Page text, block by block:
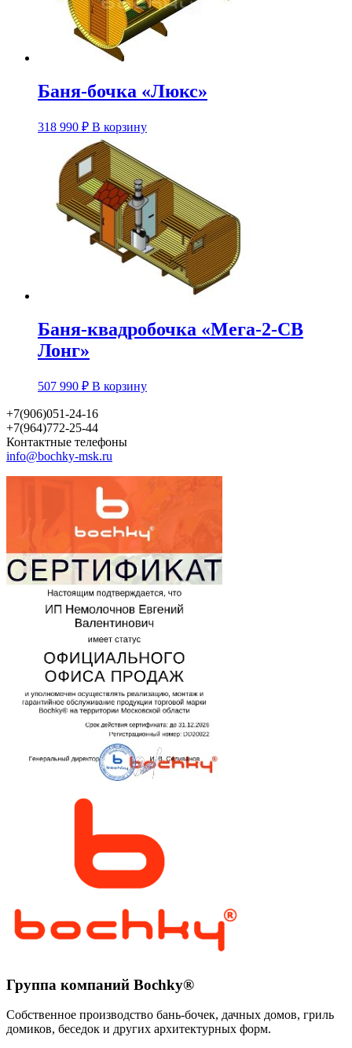
странице
товара.
Баня-бочка «Люкс»
318 990 ₽ В корзинуЭтот
несколько
вариаций.
Опции
можно
выбрать
на
странице
товара.
Баня-квадробочка «Мега-2-СВ
Лонг»
507 990 ₽ В корзинуЭтот
товара.
+7(906)051-24-16
+7(964)772-25-44
Контактные телефоны
info@bochky-msk.ru
Группа компаний Bochky®
Собственное производство бань-бочек, дачных домов, гриль
домиков, беседок и других архитектурных форм.